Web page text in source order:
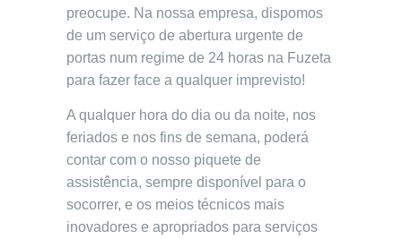
preocupe. Na nossa empresa, dispomos
de um serviço de abertura urgente de
portas num regime de 24 horas na Fuzeta
para fazer face a qualquer imprevisto!
A qualquer hora do dia ou da noite, nos
feriados e nos fins de semana, poderá
contar com o nosso piquete de
assistência, sempre disponível para o
socorrer, e os meios técnicos mais
inovadores e apropriados para serviços